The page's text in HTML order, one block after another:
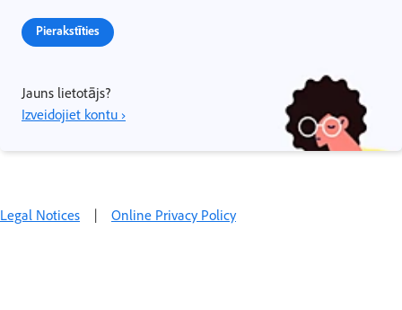
Pierakstīties
Jauns lietotājs?
Izveidojiet kontu ›
Legal Notices Online Privacy Policy